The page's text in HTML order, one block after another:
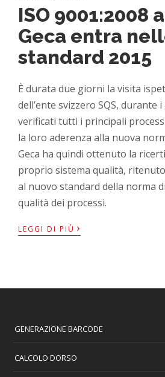
ISO 9001:2008
Geca entra
standard 2015
È durata due giorni la visita
dell’ente svizzero SQS, durante
verificati tutti i principali
la loro aderenza alla nuova
Geca ha quindi ottenuto la
proprio sistema qualità,
al nuovo standard della norma
qualità dei processi.
LEGGI DI PIÙ ›
GENERAZIONE BARCODE
CALCOLO DORSO